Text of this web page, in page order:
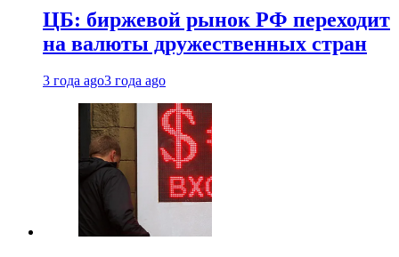
ЦБ: биржевой рынок РФ переходит
на валюты дружественных стран
3 года ago3 года ago